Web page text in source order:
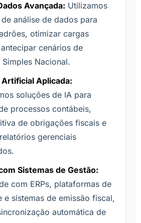
Avançada: Utilizamos
análise de dados para
otimizar cargas
cenários de
Nacional.
Aplicada:
soluções de IA para
processos contábeis,
de obrigações fiscais e
gerenciais
Sistemas de Gestão:
com ERPs, plataformas de
e sistemas de emissão fiscal,
automática de